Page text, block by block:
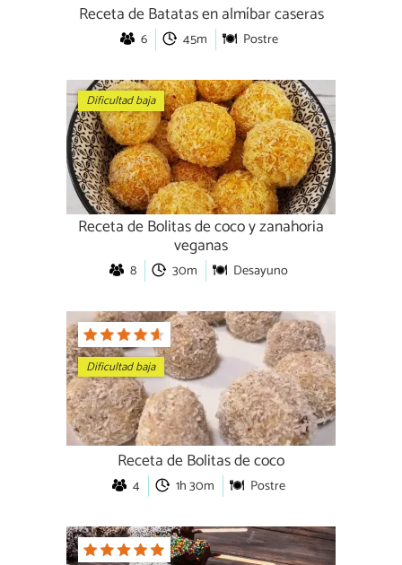
Receta de Batatas en almíbar caseras
6 45m Postre
Dificultad baja
Receta de Bolitas de coco y zanahoria
veganas
8 30m Desayuno
Dificultad baja
Receta de Bolitas de coco
4 1h 30m Postre